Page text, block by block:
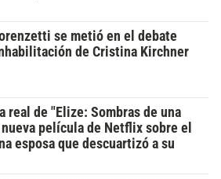
se metió en el debate
de Cristina Kirchner
real de "Elize: Sombras de una
película de Netflix sobre el
esposa que descuartizó a su